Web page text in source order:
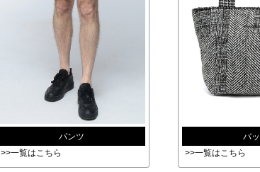
パンツ
>>一覧はこちら
バ
>>一覧はこちら